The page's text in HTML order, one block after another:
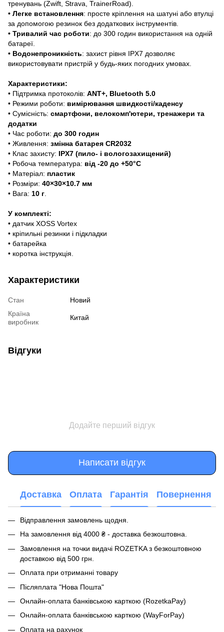
тренувань (Zwift, Strava, TrainerRoad).
• Легке встановлення: просте кріплення на шатуні або втулці
за допомогою резинок без додаткових інструментів.
• Тривалий час роботи: до 300 годин використання на одній
батареї.
• Водонепроникність: захист рівня IPX7 дозволяє
використовувати пристрій у будь-яких погодних умовах.
Характеристики:
• Підтримка протоколів: ANT+, Bluetooth 5.0
• Режими роботи: вимірювання швидкості/каденсу
• Сумісність: смартфони, велокомп'ютери, тренажери та
додатки
• Час роботи: до 300 годин
• Живлення: змінна батарея CR2032
• Клас захисту: IPX7 (пило- і вологозахищений)
• Робоча температура: від -20 до +50°С
• Матеріал: пластик
• Розміри: 40×30×10.7 мм
• Вага: 10 г
У комплекті:
• датчик XOSS Vortex
• кріпильні резинки і підкладки
• батарейка
• коротка інструкція.
Характеристики
Стан
Новий
Країна
виробник
Китай
Відгуки
Додайте перший відгук
Написати відгук
Доставка Оплата Гарантія Повернення
Відправлення замовлень щодня.
На замовлення від 4000 ₴ - доставка безкоштовна.
Замовлення на точки видачі ROZETKA з безкоштовною
доставкою від 500 грн.
Оплата при отриманні товару
Післяплата "Нова Пошта"
Онлайн-оплата банківською карткою (RozetkaPay)
Онлайн-оплата банківською карткою (WayForPay)
Оплата на рахунок